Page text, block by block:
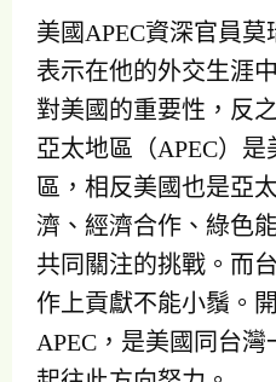
美國APEC資深官員莫
表示在他的外交生涯
對美國的重要性，反
亞太地區（APEC）
區，相反美國也是亞
濟、經濟合作、綠色
共同關注的挑戰。而
作上貢獻不能小鬚。
APEC，是美國同台